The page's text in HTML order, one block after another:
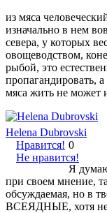
из мяса
изначально в нем
севера, у которых
овощеводством,
рыбой, это
пропагандировать,
мяса жить не может
Helena Dubrovski
Нравится!
Не нравится!
0
Я
при своем мнение,
обсуждаемая, но в
ВСЕЯДНЫЕ, хотя нет